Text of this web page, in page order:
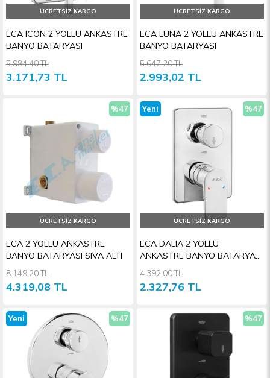
ECA ICON 2 YOLLU ANKASTRE
BANYO BATARYASI
3.171,73 TL
5.984,40 TL
ÜCRETSIZ KARGO
ECA LUNA 2 YOLLU ANKASTRE
BANYO BATARYASI
2.993,02 TL
5.647,20 TL
ÜCRETSIZ KARGO
ECA 2 YOLLU ANKASTRE
BANYO BATARYASI SIVA ALTI
4.319,08 TL
8.149,20 TL
%47
ÜCRETSIZ KARGO
ECA DALIA 2 YOLLU
ANKASTRE BANYO BATARYASI
SIVA ÜSTÜ GRUBU
2.327,76 TL
4.392,00 TL
%47
ÜCRETSIZ KARGO
Yeni
%47
Yeni
%47